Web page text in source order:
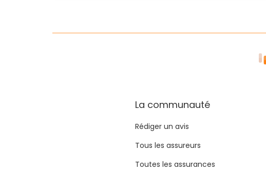
La communauté
Rédiger un avis
Tous les assureurs
Toutes les assurances